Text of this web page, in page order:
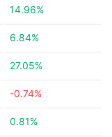
14.96%
6.84%
27.05%
-0.74%
0.81%